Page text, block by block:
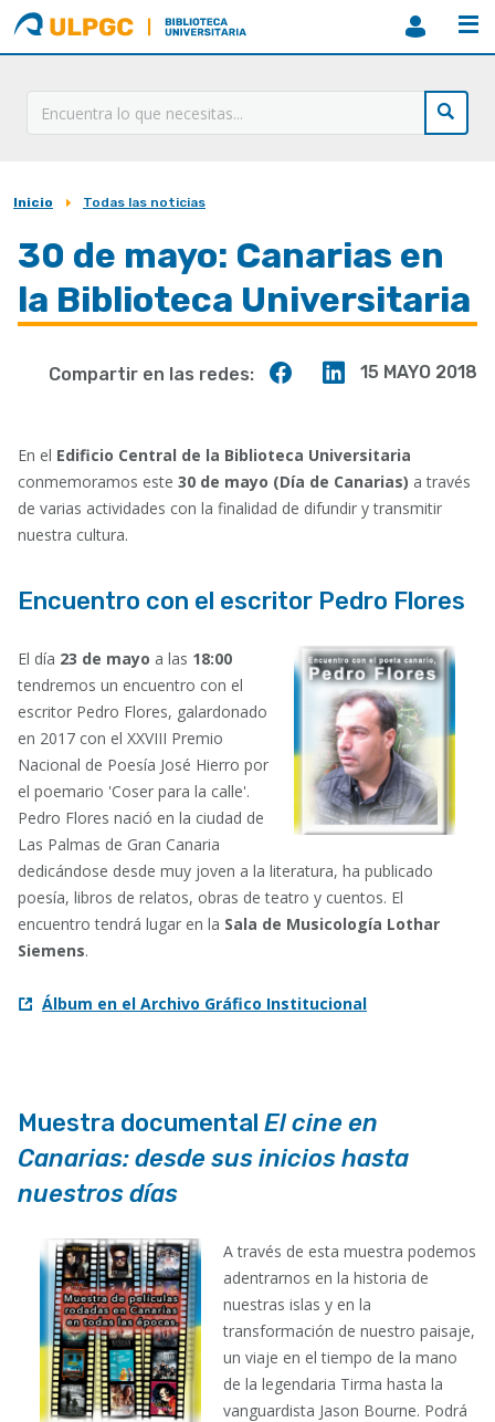
ULPGC
Biblioteca
ULPGC
Sobrescribir
enlaces
de
ayuda
Inicio Todas las noticias
30 de mayo: Canarias en
la Biblioteca Universitaria
15 MAYO 2018
Compartir
Compartir
Compartir en las redes:
En el Edificio Central de la Biblioteca Universitaria
conmemoramos este 30 de mayo (Día de Canarias) a través
de varias actividades con la finalidad de difundir y transmitir
nuestra cultura.
Encuentro con el escritor Pedro Flores
El día 23 de mayo a las 18:00
tendremos un encuentro con el
escritor Pedro Flores, galardonado
en 2017 con el XXVIII Premio
Nacional de Poesía José Hierro por
el poemario 'Coser para la calle'.
Pedro Flores nació en la ciudad de
Las Palmas de Gran Canaria
dedicándose desde muy joven a la literatura, ha publicado
poesía, libros de relatos, obras de teatro y cuentos. El
encuentro tendrá lugar en la Sala de Musicología Lothar
Siemens.
Álbum en el Archivo Gráfico Institucional
Muestra documental El cine en
Canarias: desde sus inicios hasta
nuestros días
A través de esta muestra podemos
adentrarnos en la historia de
nuestras islas y en la
transformación de nuestro paisaje,
un viaje en el tiempo de la mano
de la legendaria Tirma hasta la
vanguardista Jason Bourne. Podrá